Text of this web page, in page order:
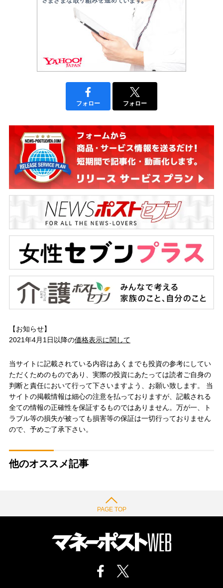
フォロー フォロー
【お知らせ】
2021年4月1日以降の価格表示に関して
当サイトに記載されている内容はあくまでも投資の参考にしてい
ただくためのものであり、実際の投資にあたっては読者ご自身の
判断と責任において行って下さいますよう、お願い致します。 当
サイトの掲載情報は細心の注意を払っておりますが、記載される
全ての情報の正確性を保証するものではありません。万が一、ト
ラブル等の損失が被っても損害等の保証は一切行っておりません
ので、予めご了承下さい。
他のオススメ記事
PAGE TOP